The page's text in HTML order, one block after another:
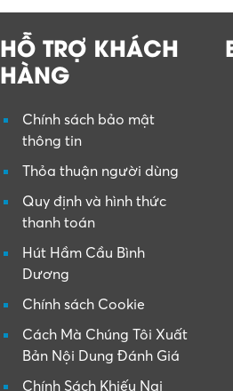
HỖ TRỢ KHÁCH
HÀNG
Chính sách bảo mật
thông tin
Thỏa thuận người dùng
Quy định và hình thức
thanh toán
Hút Hầm Cầu Bình
Dương
Chính sách Cookie
Cách Mà Chúng Tôi Xuất
Bản Nội Dung Đánh Giá
Chính Sách Khiếu Nại